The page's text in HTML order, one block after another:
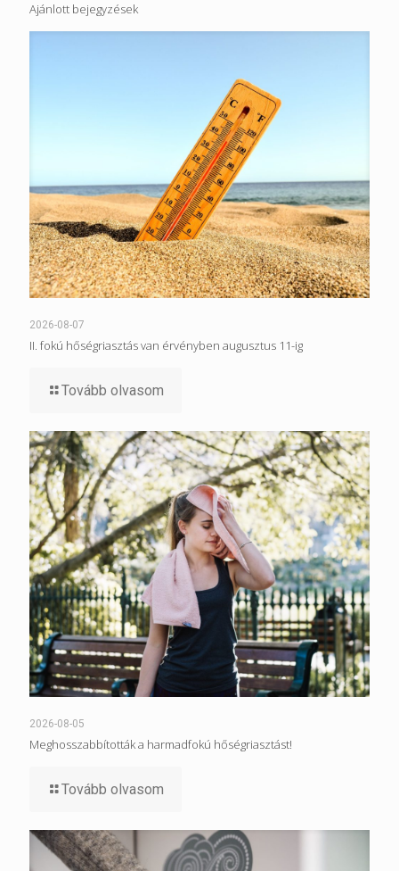
Ajánlott bejegyzések
2026-08-07
II. fokú hőségriasztás van érvényben augusztus 11-ig
Tovább olvasom
2026-08-05
Meghosszabbították a harmadfokú hőségriasztást!
Tovább olvasom